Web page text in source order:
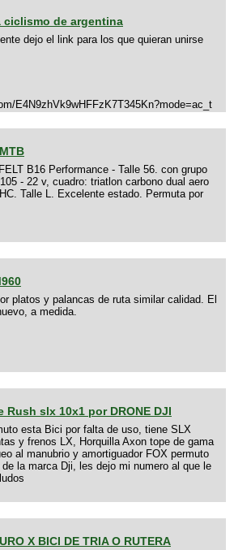
ciclismo de argentina
dejo el link para los que quieran unirse
E4N9zhVk9wHFFzK7T345Kn?mode=ac_t
B16 Performance - Talle 56. con grupo
- 22 v, cuadro: triatlon carbono dual aero
Talle L. Excelente estado. Permuta por
platos y palancas de ruta similar calidad. El
a medida.
Rush slx 10x1 por DRONE DJI
esta Bici por falta de uso, tiene SLX
y frenos LX, Horquilla Axon tope de gama
al manubrio y amortiguador FOX permuto
de la marca Dji, les dejo mi numero al que le
X BICI DE TRIA O RUTERA